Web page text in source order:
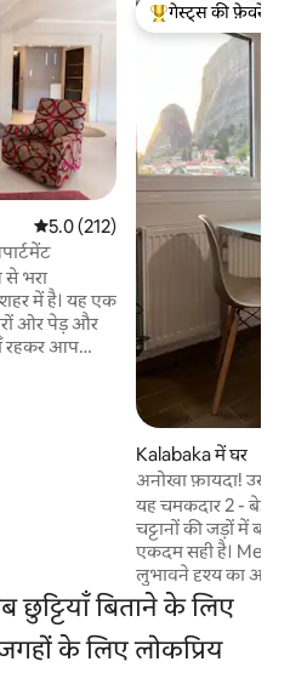
औसत रेटिंग 5 में से 5.0, 212 समीक्षाएँ
5.0 (212)
भरा
में है। यह एक
ओर पेड़ और
रहकर आप
गेस्ट्स का टॉप फ़ेवरेट
गेस्ट्स की फ़ेवरेट
Kalabaka में घर
अनोखा फ़ायदा! उस
यह चमकदार 2 - बेड
चट्टानों की जड़ों में
एकदम सही है। Meteora और Kalampaka के
लुभावने दृश्य का
से जहाँ आप जादुई
Kalampaka के ओल्ड
स्थित है, इसकी सुंदर
बिताने के लिए
के लिए लोकप्रिय